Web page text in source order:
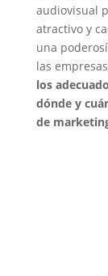
audiovisual
atractivo y
una
las
los
dónde y
de